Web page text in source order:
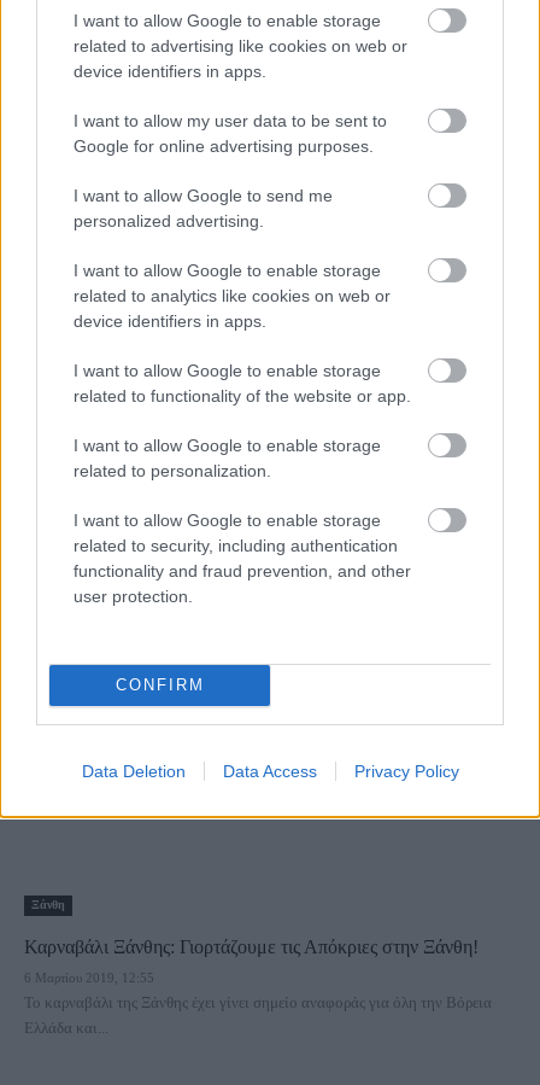
I want to allow Google to enable storage
related to advertising like cookies on web or
device identifiers in apps.
I want to allow my user data to be sent to
Google for online advertising purposes.
I want to allow Google to send me
personalized advertising.
I want to allow Google to enable storage
related to analytics like cookies on web or
device identifiers in apps.
I want to allow Google to enable storage
related to functionality of the website or app.
I want to allow Google to enable storage
related to personalization.
I want to allow Google to enable storage
related to security, including authentication
functionality and fraud prevention, and other
user protection.
CONFIRM
Data Deletion Data Access Privacy Policy
Ρεθεμνιώτικο καρναβάλι: Φέτος γιορτάζουμε τις απόκριες στην
8 Μαρτίου 2019, 18:13
Ολοένα και πιο επιτυχημένο κάθε χρόνο κι έχοντας κλείσει ήδη έναν αιώνα
Ίδρυμα Σταύρος Νιάρχος: Απoκριά και Καθαρά Δευτέρα με
μοναδικές εκδηλώσεις!
8 Μαρτίου 2019, 14:22
Ξάνθη
Καρναβάλι Ξάνθης: Γιορτάζουμε τις Απόκριες στην Ξάνθη!
6 Μαρτίου 2019, 12:55
Το καρναβάλι της Ξάνθης έχει γίνει σημείο αναφοράς για όλη την Βόρεια
Ελλάδα και...